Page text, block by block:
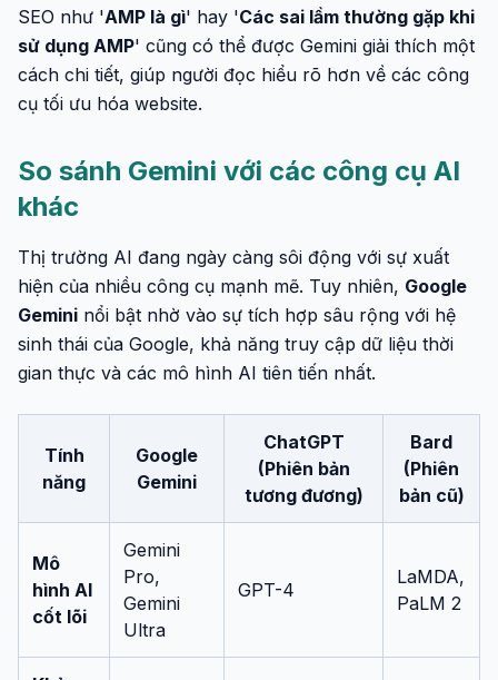
SEO như 'AMP là gì' hay 'Các sai lầm thường gặp khi
sử dụng AMP' cũng có thể được Gemini giải thích một
cách chi tiết, giúp người đọc hiểu rõ hơn về các công
cụ tối ưu hóa website.
So sánh Gemini với các công cụ AI
khác
Thị trường AI đang ngày càng sôi động với sự xuất
hiện của nhiều công cụ mạnh mẽ. Tuy nhiên, Google
Gemini nổi bật nhờ vào sự tích hợp sâu rộng với hệ
sinh thái của Google, khả năng truy cập dữ liệu thời
gian thực và các mô hình AI tiên tiến nhất.
Tính
năng
Google
Gemini
ChatGPT
(Phiên bản
tương đương)
Bard
(Phiên
bản cũ)
Mô
hình AI
cốt lõi
Gemini
Pro,
Gemini
Ultra
GPT-4
LaMDA,
PaLM 2